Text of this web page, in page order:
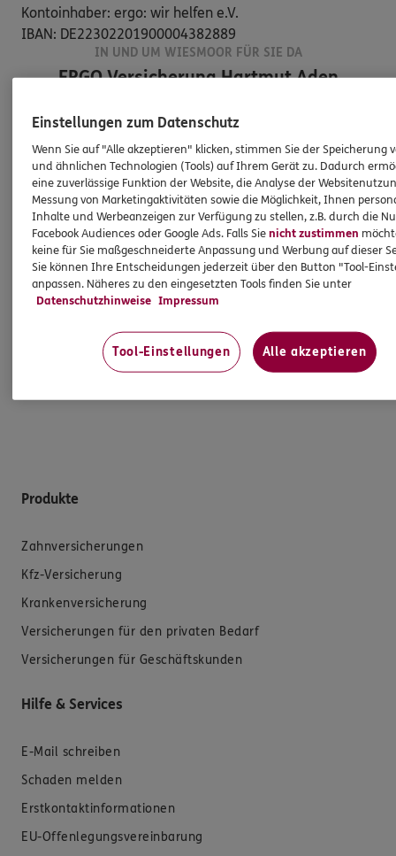
Kontoinhaber: ergo: wir helfen e.V.
IBAN: DE22302201900004382889
IN UND UM WIESMOOR FÜR SIE DA
ERGO Versicherung Hartmut Aden
Hartmut Aden
ERGO Berater
04944/7262
Produkte
Zahnversicherungen
Kfz-Versicherung
Krankenversicherung
Versicherungen für den privaten Bedarf
Versicherungen für Geschäftskunden
Hilfe & Services
E-Mail schreiben
Schaden melden
Erstkontaktinformationen
EU-Offenlegungsvereinbarung
Einstellungen zum Datenschutz
Wenn Sie auf "Alle akzeptieren" klicken, stimmen Sie der Speicherung
und ähnlichen Technologien (Tools) auf Ihrem Gerät zu. Dadurch
eine zuverlässige Funktion der Website, die Analyse der
Messung von Marketingaktivitäten sowie die Möglichkeit, Ihnen
Inhalte und Werbeanzeigen zur Verfügung zu stellen, z.B. durch die
Facebook Audiences oder Google Ads. Falls Sienicht zustimmen
keine für Sie maßgeschneiderte Anpassung und Werbung auf dieser
Sie können Ihre Entscheidungen jederzeit über den Button "Tool-
anpassen. Näheres zu den eingesetzten Tools finden Sie unter
Datenschutzhinweise Impressum
Tool-Einstellungen Alle akzeptieren